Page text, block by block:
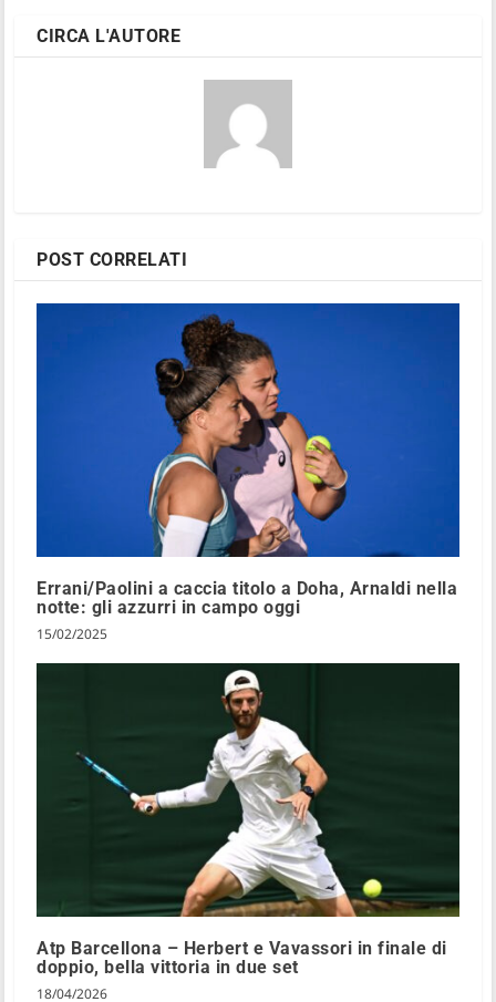
CIRCA L'AUTORE
POST CORRELATI
Errani/Paolini a caccia titolo a Doha, Arnaldi nella
notte: gli azzurri in campo oggi
15/02/2025
Atp Barcellona – Herbert e Vavassori in finale di
doppio, bella vittoria in due set
18/04/2026